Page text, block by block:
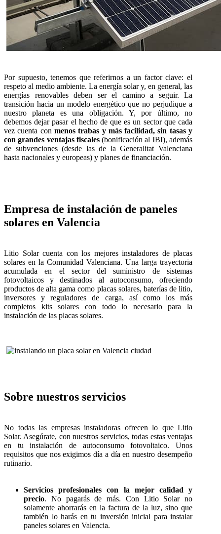
Por supuesto, tenemos que referirnos a un factor clave: el
respeto al medio ambiente. La energía solar y, en general, las
energías renovables deben ser el camino a seguir. La
transición hacia un modelo energético que no perjudique a
nuestro planeta es una obligación. Y, por último, no
debemos dejar pasar el hecho de que es un sector que cada
vez cuenta con menos trabas y más facilidad, sin tasas y
con grandes ventajas fiscales(bonificación al IBI), además
de subvenciones (desde las de la Generalitat Valenciana
hasta nacionales y europeas) y planes de financiación.
Empresa de instalación de paneles
solares en Valencia
Litio Solar cuenta con los mejores instaladores de placas
solares en la Comunidad Valenciana. Una larga trayectoria
acumulada en el sector del suministro de sistemas
fotovoltaicos y destinados al autoconsumo, ofreciendo
productos de alta gama como placas solares, baterías de litio,
inversores y reguladores de carga, así como los más
completos kits solares con todo lo necesario para la
instalación de las placas solares.
Sobre nuestros servicios
No todas las empresas instaladoras ofrecen lo que Litio
Solar. Asegúrate, con nuestros servicios, todas estas ventajas
en tu instalación de autoconsumo fotovoltaico. Unos
requisitos que nos exigimos día a día en nuestro desempeño
rutinario.
Servicios profesionales con la mejor calidad y
precio. No pagarás de más. Con Litio Solar no
solamente ahorrarás en la factura de la luz, sino que
también lo harás en tu inversión inicial para instalar
paneles solares en Valencia.